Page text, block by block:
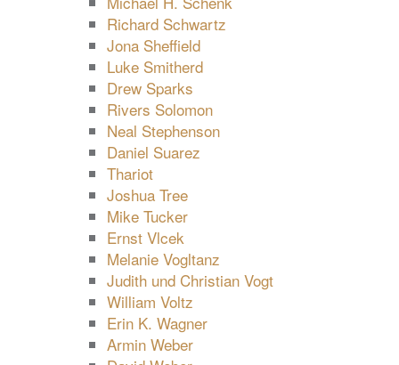
Richard Schwartz
Jona Sheffield
Luke Smitherd
Drew Sparks
Rivers Solomon
Neal Stephenson
Daniel Suarez
Thariot
Joshua Tree
Mike Tucker
Ernst Vlcek
Melanie Vogltanz
Judith und Christian Vogt
William Voltz
Erin K. Wagner
Armin Weber